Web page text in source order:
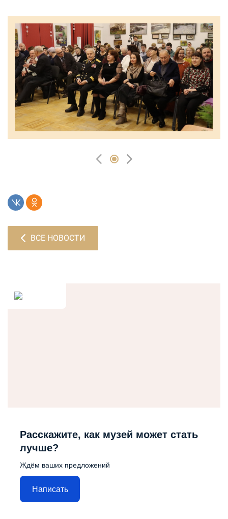
ВСЕ НОВОСТИ
Расскажите, как музей может стать
лучше?
Ждём ваших предложений
Написать